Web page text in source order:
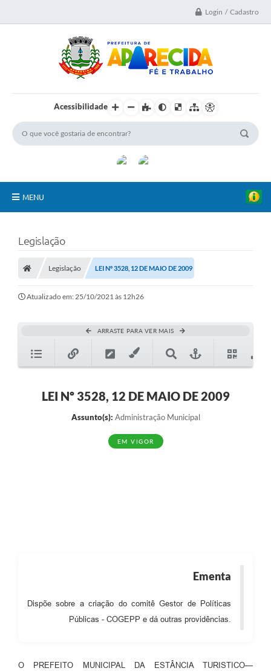
Login / Cadastro
Acessibilidade
MENU
Secretarias
Transparência
Turismo
Coronavírus
Serviços Online
Carta de Serviços
Legislação
Legislação LEI Nº 3528, 12 DE MAIO DE 2009
Atualizado em: 25/10/2021 às 12h26
ARRASTE PARA VER MAIS
LEI Nº 3528, 12 DE MAIO DE 2009
Assunto(s): Administração Municipal
EM VIGOR
Ementa
Dispõe sobre a criação do comitê Gestor de Políticas
Públicas - COGEPP e dá outras providências.
O PREFEITO MUNICIPAL DA ESTÂNCIA TURISTICO—